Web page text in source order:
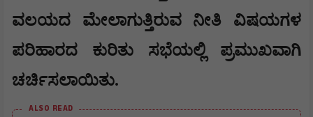
ವಲಯದ ಮೇಲಾಗುತ್ತಿರುವ ನೀತಿ ವಿಷಯಗಳ
ಪರಿಹಾರದ ಕುರಿತು ಸಭೆಯಲ್ಲಿ ಪ್ರಮುಖವಾಗಿ
ಚರ್ಚಿಸಲಾಯಿತು.
ALSO READ